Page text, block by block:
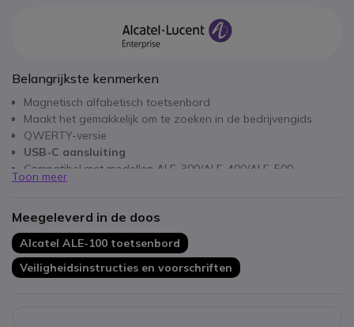
Belangrijkste kenmerken
Magnetisch alfabetisch toetsenbord
Maakt het gemakkelijk om te zoeken in de bedrijvengids
QWERTY-versie
USB-C aansluiting
Compatibel met modellen ALE-300/ALE-400/ALE-500
Toon meer
Meegeleverd in de doos
Alcatel ALE-100 toetsenbord
Veiligheidsinstructies en voorschriften